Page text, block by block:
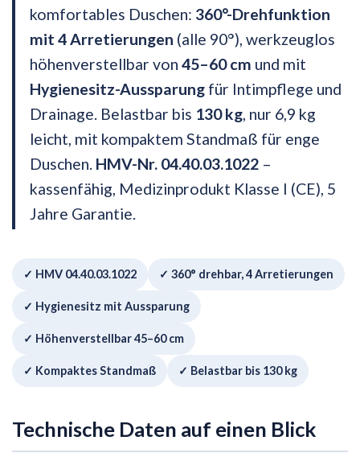
komfortables Duschen: 360°-Drehfunktion
mit 4 Arretierungen (alle 90°), werkzeuglos
höhenverstellbar von 45–60 cm und mit
Hygienesitz-Aussparung für Intimpflege und
Drainage. Belastbar bis 130 kg, nur 6,9 kg
leicht, mit kompaktem Standmaß für enge
Duschen. HMV-Nr. 04.40.03.1022 –
kassenfähig, Medizinprodukt Klasse I (CE), 5
Jahre Garantie.
✓ HMV 04.40.03.1022 ✓ 360° drehbar, 4 Arretierungen
✓ Hygienesitz mit Aussparung
✓ Höhenverstellbar 45–60 cm
✓ Kompaktes Standmaß ✓ Belastbar bis 130 kg
Technische Daten auf einen Blick